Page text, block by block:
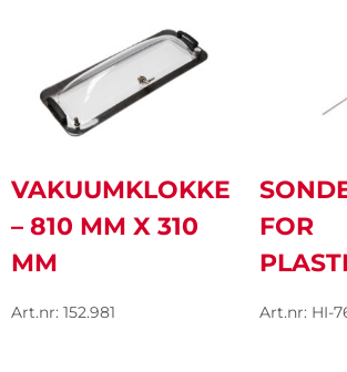
VAKUUMKLOKKE
– 810 MM X 310
MM
Art.nr: 152.981
FOR
Art.nr: HI-